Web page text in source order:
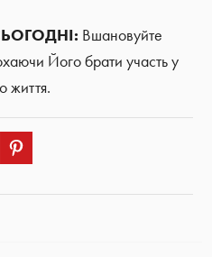
Вшановуйте
Його брати участь у
життя.
Twitter